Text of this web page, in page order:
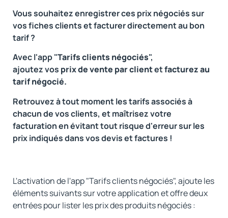
Vous souhaitez enregistrer ces prix négociés sur
vos fiches clients et facturer directement au bon
tarif ?
Avec l'app "Tarifs clients négociés",
ajoutez vos prix de vente par clientetfacturez au
tarif négocié.
Retrouvez à tout moment les tarifs associés à
chacun de vos clients, et maîtrisez votre
facturation en évitant tout risque d'erreur sur les
prix indiqués dans vos devis et factures !
L'activation de l'app "Tarifs clients négociés", ajoute les
éléments suivants sur votre application et offre deux
entrées pour lister les prix des produits négociés :